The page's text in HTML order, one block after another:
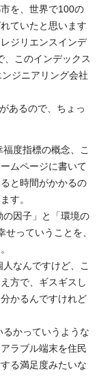
を、世界で100の
ていたと思います
ジリエンスインデ
、このインデックス
ジニアリング会社
あるので、ちょっ
度指標の概念、こ
ムページに書いて
と時間がかかるの
す。
因子」と「環境の
っていうことを、
なんですけど、こ
方で、ギスギスし
かるんですけれど
かっていうような
ラブル端末を住民
る満足度みたいな